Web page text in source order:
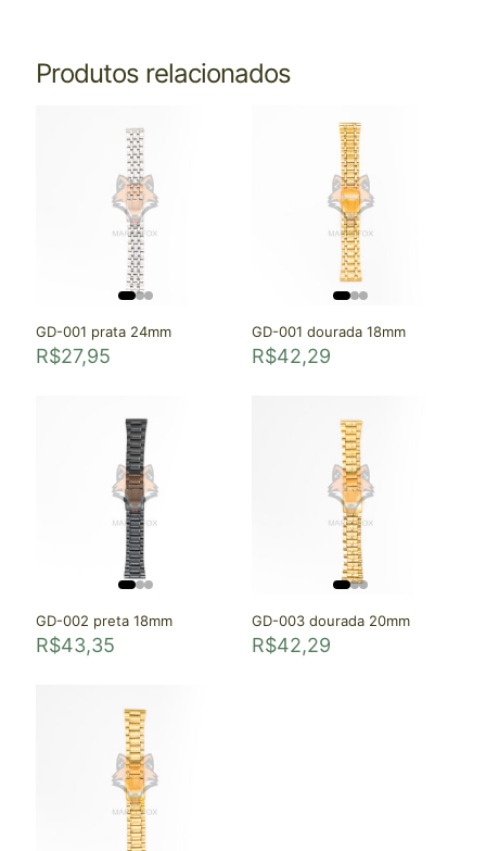
Produtos relacionados
GD-001 prata 24mm
R$27,95
GD-001 dourada 18mm
R$42,29
GD-002 preta 18mm
R$43,35
GD-003 dourada 20mm
R$42,29